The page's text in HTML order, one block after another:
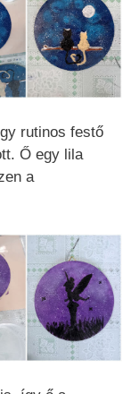
rutinos festő
Ő egy lila
a